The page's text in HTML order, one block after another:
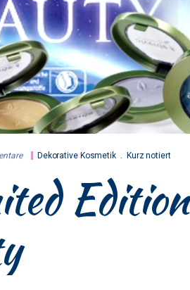
Dekorative Kosmetik Kurz notiert
Edition